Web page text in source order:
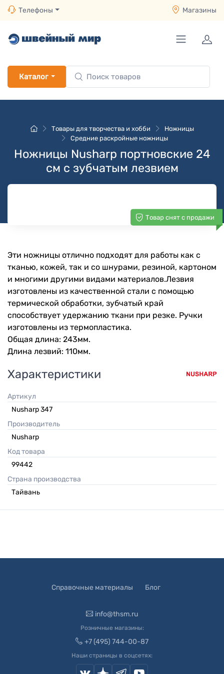
Телефоны Магазины
Каталог
Товары для творчества и хобби
Ножницы
Средние раскройные ножницы
Ножницы Nusharp портновские 24
см с зубчатым лезвием
Товар снят с продажи
Эти ножницы отлично подходят для работы как с
тканью, кожей, так и со шнурами, резиной, картоном
и многими другими видами материалов.Лезвия
изготовлены из качественной стали с помощью
термической обработки, зубчатый край
способствует удержанию ткани при резке. Ручки
изготовлены из термопластика.
Общая длина: 243мм.
Длина лезвий: 110мм.
Характеристики
Артикул
Nusharp 347
Производитель
Nusharp
Код товара
99442
Страна производства
Тайвань
Справочные материалы Блог
info@thsm.ru
Розничные магазины:
+7 (495) 744-00-87
Наши страницы в соцсетях: